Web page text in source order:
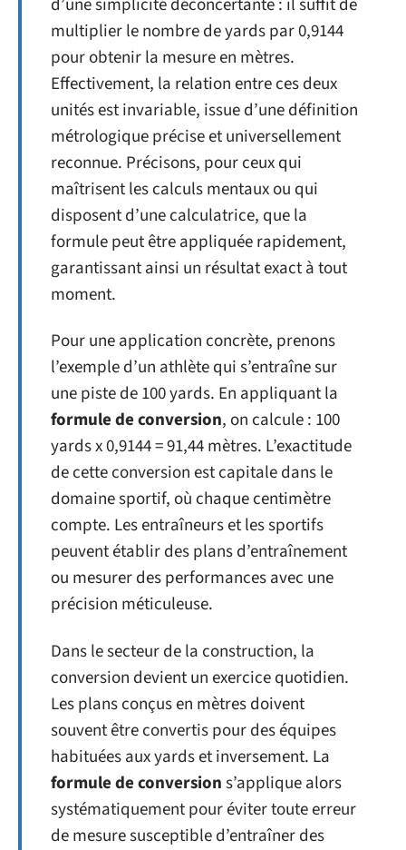
multiplier le nombre de yards par 0,9144
pour obtenir la mesure en mètres.
Effectivement, la relation entre ces deux
unités est invariable, issue d’une définition
métrologique précise et universellement
reconnue. Précisons, pour ceux qui
maîtrisent les calculs mentaux ou qui
disposent d’une calculatrice, que la
formule peut être appliquée rapidement,
garantissant ainsi un résultat exact à tout
moment.
Pour une application concrète, prenons
l’exemple d’un athlète qui s’entraîne sur
une piste de 100 yards. En appliquant la
formule de conversion, on calcule : 100
yards x 0,9144 = 91,44 mètres. L’exactitude
de cette conversion est capitale dans le
domaine sportif, où chaque centimètre
compte. Les entraîneurs et les sportifs
peuvent établir des plans d’entraînement
ou mesurer des performances avec une
précision méticuleuse.
Dans le secteur de la construction, la
conversion devient un exercice quotidien.
Les plans conçus en mètres doivent
souvent être convertis pour des équipes
habituées aux yards et inversement. La
formule de conversions’applique alors
systématiquement pour éviter toute erreur
de mesure susceptible d’entraîner des